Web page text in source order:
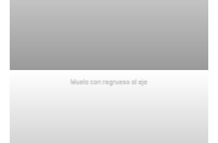
Muela con regrueso al eje